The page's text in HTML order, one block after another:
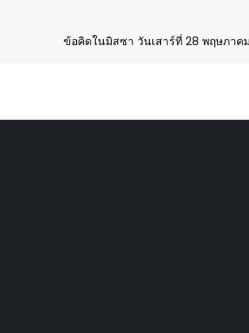
ข้อคิดในมิสซา วันเสาร์ที่ 28 พฤษภาค